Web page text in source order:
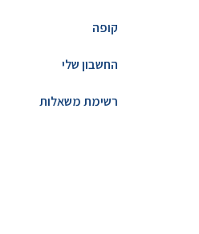
קופה
החשבון שלי
רשימת משאלות